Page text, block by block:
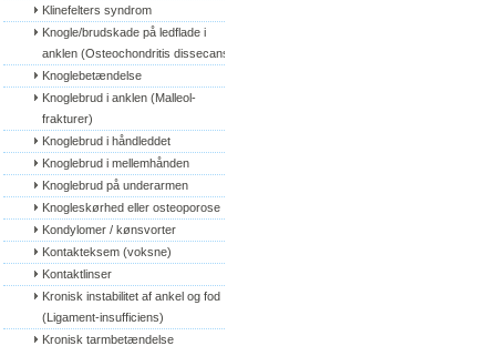
Klinefelters syndrom
Knogle/brudskade på ledflade i
anklen (Osteochondritis dissecans)
Knoglebetændelse
Knoglebrud i anklen (Malleol-
frakturer)
Knoglebrud i håndleddet
Knoglebrud i mellemhånden
Knoglebrud på underarmen
Knogleskørhed eller osteoporose
Kondylomer / kønsvorter
Kontakteksem (voksne)
Kontaktlinser
Kronisk instabilitet af ankel og fod
(Ligament-insufficiens)
Kronisk tarmbetændelse